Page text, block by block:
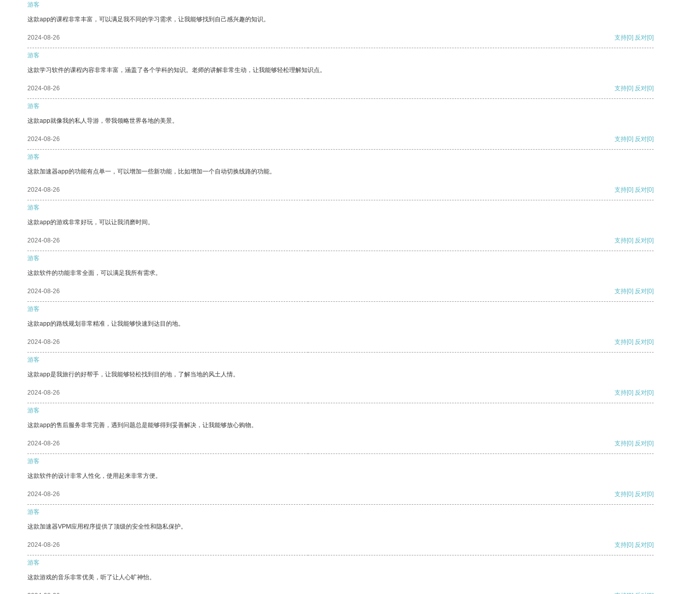
游客
这款app的课程非常丰富，可以满足我不同的学习需求，让我能够找到自己感兴趣的知识。
2024-08-26 支持[0] 反对[0]
游客
这款学习软件的课程内容非常丰富，涵盖了各个学科的知识。老师的讲解非常生动，让我能够轻松理解知识点。
2024-08-26 支持[0] 反对[0]
游客
这款app就像我的私人导游，带我领略世界各地的美景。
2024-08-26 支持[0] 反对[0]
游客
这款加速器app的功能有点单一，可以增加一些新功能，比如增加一个自动切换线路的功能。
2024-08-26 支持[0] 反对[0]
游客
这款app的游戏非常好玩，可以让我消磨时间。
2024-08-26 支持[0] 反对[0]
游客
这款软件的功能非常全面，可以满足我所有需求。
2024-08-26 支持[0] 反对[0]
游客
这款app的路线规划非常精准，让我能够快速到达目的地。
2024-08-26 支持[0] 反对[0]
游客
这款app是我旅行的好帮手，让我能够轻松找到目的地，了解当地的风土人情。
2024-08-26 支持[0] 反对[0]
游客
这款app的售后服务非常完善，遇到问题总是能够得到妥善解决，让我能够放心购物。
2024-08-26 支持[0] 反对[0]
游客
这款软件的设计非常人性化，使用起来非常方便。
2024-08-26 支持[0] 反对[0]
游客
这款加速器VPM应用程序提供了顶级的安全性和隐私保护。
2024-08-26 支持[0] 反对[0]
游客
这款游戏的音乐非常优美，听了让人心旷神怡。